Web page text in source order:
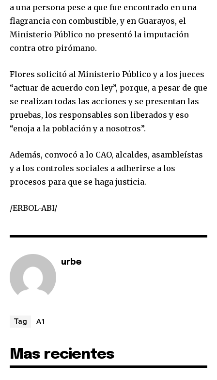
SUBSCRIBE
I've read and accept thePrivacy Policy
a una persona pese a que fue encontrado en una
flagrancia con combustible, y en Guarayos, el
Ministerio Público no presentó la imputación
contra otro pirómano.
Flores solicitó al Ministerio Público y a los jueces
“actuar de acuerdo con ley”, porque, a pesar de que
se realizan todas las acciones y se presentan las
pruebas, los responsables son liberados y eso
“enoja a la población y a nosotros”.
Además, convocó a lo CAO, alcaldes, asambleístas
y a los controles sociales a adherirse a los
procesos para que se haga justicia.
/ERBOL-ABI/
urbe
Tag A1
Mas recientes